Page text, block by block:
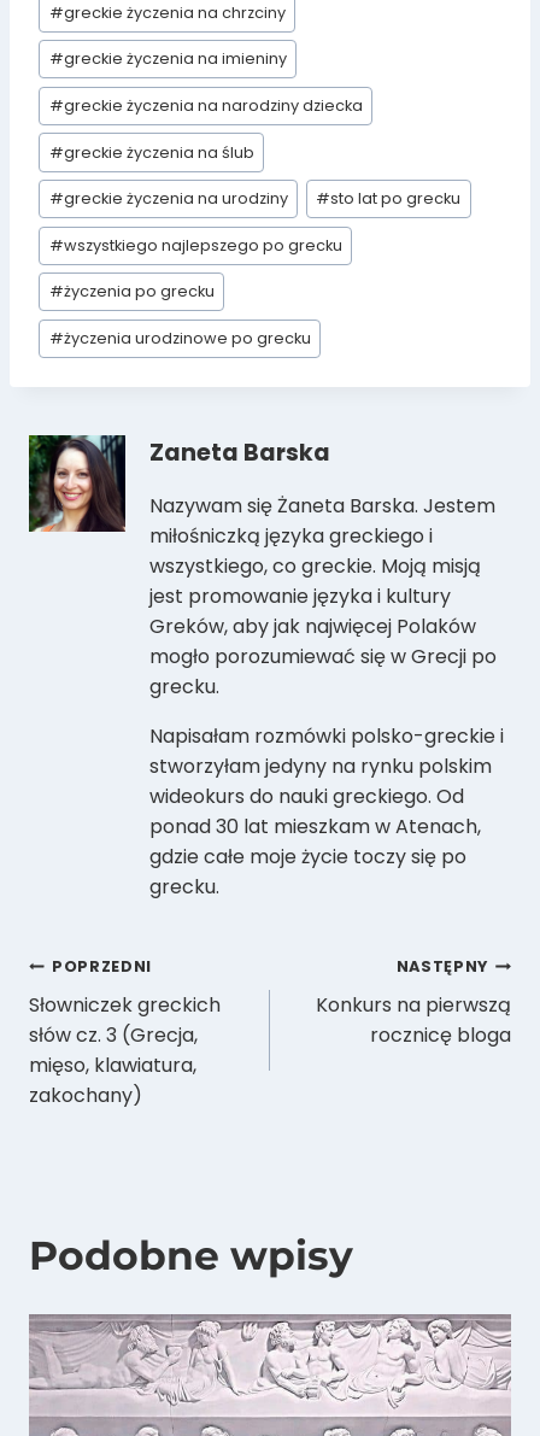
#greckie życzenia na chrzciny
#greckie życzenia na imieniny
#greckie życzenia na narodziny dziecka
#greckie życzenia na ślub
#greckie życzenia na urodziny #sto lat po grecku
#wszystkiego najlepszego po grecku
#życzenia po grecku
#życzenia urodzinowe po grecku
Zaneta Barska
Nazywam się Żaneta Barska. Jestem
miłośniczką języka greckiego i
wszystkiego, co greckie. Moją misją
jest promowanie języka i kultury
Greków, aby jak najwięcej Polaków
mogło porozumiewać się w Grecji po
grecku.
Napisałam rozmówki polsko-greckie i
stworzyłam jedyny na rynku polskim
wideokurs do nauki greckiego. Od
ponad 30 lat mieszkam w Atenach,
gdzie całe moje życie toczy się po
grecku.
Nawigacja
wpisu
POPRZEDNI
Słowniczek greckich
słów cz. 3 (Grecja,
mięso, klawiatura,
zakochany)
NASTĘPNY
Konkurs na pierwszą
rocznicę bloga
Podobne wpisy